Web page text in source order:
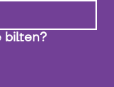
bilten?